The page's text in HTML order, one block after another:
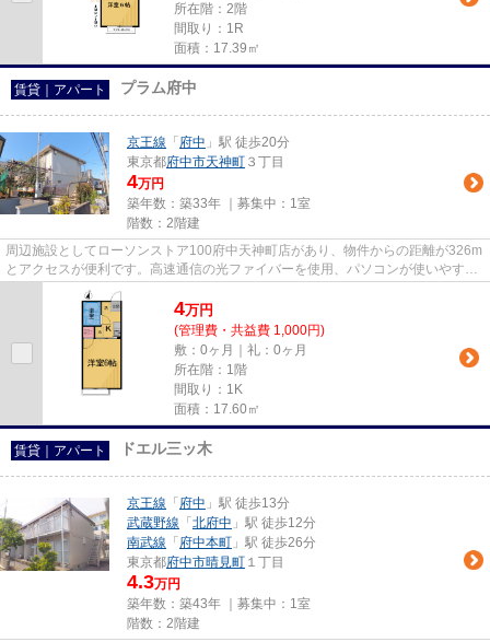
所在階：2階
間取り：1R
面積：17.39㎡
賃貸｜アパート プラム府中
京王線 「 府中 」駅 徒歩20分
東京都府中市天神町 ３丁目
4万円
築年数：築33年 ｜募集中： 1室
階数：2階建
周辺施設としてローソンストア100府中天神町店があり、物件からの距離が326m
とアクセスが便利です。高速通信の光ファイバーを使用、パソコンが使いやすい
です。家から出ていただくと、...
4万円
(管理費・共益費 1,000円)
敷：0ヶ月｜礼：0ヶ月
所在階：1階
間取り：1K
面積：17.60㎡
賃貸｜アパート ドエル三ッ木
京王線 「 府中 」駅 徒歩13分
武蔵野線 「 北府中 」駅 徒歩12分
南武線 「 府中本町 」駅 徒歩26分
東京都府中市晴見町 １丁目
4.3万円
築年数：築43年 ｜募集中： 1室
階数：2階建